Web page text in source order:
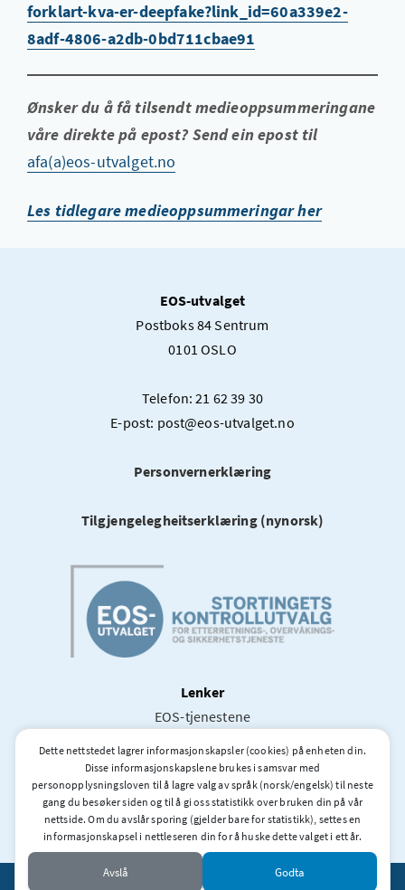
forklart-kva-er-deepfake?link_id=60a339e2-
8adf-4806-a2db-0bd711cbae91
Ønsker du å få tilsendt medieoppsummeringane
våre direkte på epost? Send ein epost til
afa(a)eos-utvalget.no
Les tidlegare medieoppsummeringar her
EOS-utvalget
Postboks 84 Sentrum
0101 OSLO
Telefon: 21 62 39 30
E-post: post@eos-utvalget.no
Personvernerklæring
Tilgjengelegheitserklæring (nynorsk)
Lenker
EOS-tjenestene
Utenlandske kontrollorganer
Laget avNYG
Copyright © 2026 EOS-utvalget
Dette nettstedet lagrer informasjonskapsler (cookies) på enheten din.
Disse informasjonskapslene brukes i samsvar med
personopplysningsloven til å lagre valg av språk (norsk/engelsk) til neste
gang du besøker siden og til å gi oss statistikk over bruken din på vår
nettside. Om du avslår sporing (gjelder bare for statistikk), settes en
informasjonskapsel i nettleseren din for å huske dette valget i ett år.
Avslå Godta